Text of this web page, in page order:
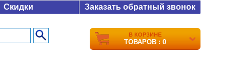
Скидки Заказать обратный звонок
В КОРЗИНЕ
ТОВАРОВ : 0